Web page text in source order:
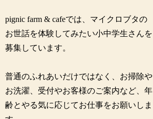
pignic farm & cafeでは、マイクロブタの
お世話を体験してみたい小中学生さんを
募集しています。
普通のふれあいだけではなく、お掃除や
お洗濯、受付やお客様のご案内など、年
齢とやる気に応じてお仕事をお願いしま